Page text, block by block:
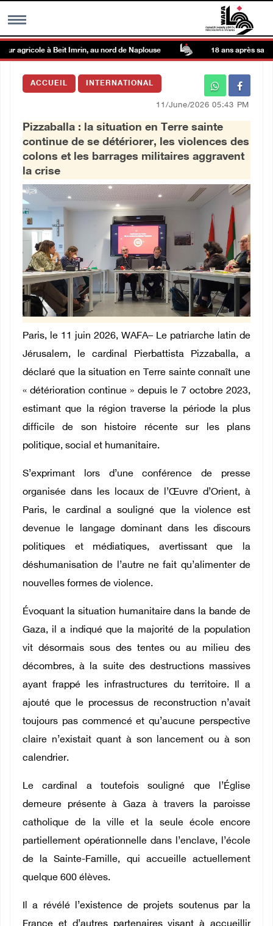
MENU
Galerie d’images
Centre palestinien
العربية
English
à Beit Imrin, au nord de Naplouse 18 ans après sa
ACCUEIL INTERNATIONAL
11/June/2026 05:43 PM
Pizzaballa : la situation en Terre sainte
continue de se détériorer, les violences des
colons et les barrages militaires aggravent
la crise
Paris, le 11 juin 2026, WAFA– Le patriarche latin de
Jérusalem, le cardinal Pierbattista Pizzaballa, a
déclaré que la situation en Terre sainte connaît une
« détérioration continue » depuis le 7 octobre 2023,
estimant que la région traverse la période la plus
difficile de son histoire récente sur les plans
politique, social et humanitaire.
S’exprimant lors d’une conférence de presse
organisée dans les locaux de l’Œuvre d’Orient, à
Paris, le cardinal a souligné que la violence est
devenue le langage dominant dans les discours
politiques et médiatiques, avertissant que la
déshumanisation de l’autre ne fait qu’alimenter de
nouvelles formes de violence.
Évoquant la situation humanitaire dans la bande de
Gaza, il a indiqué que la majorité de la population
vit désormais sous des tentes ou au milieu des
décombres, à la suite des destructions massives
ayant frappé les infrastructures du territoire. Il a
ajouté que le processus de reconstruction n’avait
toujours pas commencé et qu’aucune perspective
claire n’existait quant à son lancement ou à son
calendrier.
Le cardinal a toutefois souligné que l’Église
demeure présente à Gaza à travers la paroisse
catholique de la ville et la seule école encore
partiellement opérationnelle dans l’enclave, l’école
de la Sainte-Famille, qui accueille actuellement
quelque 600 élèves.
Il a révélé l’existence de projets soutenus par la